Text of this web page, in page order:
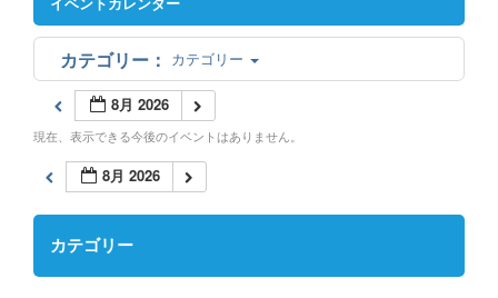
イベントカレンダー
カテゴリー
8月 2026
現在、表示できる今後のイベントはありません。
8月 2026
カテゴリー